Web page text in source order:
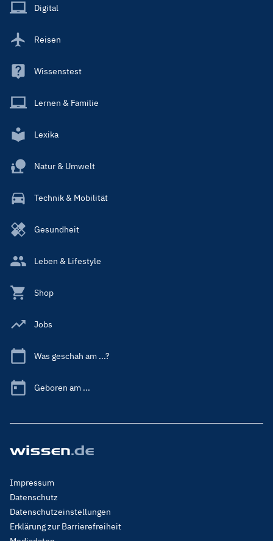
Main
Digital
Reisen
Wissenstest
Lernen & Familie
Lexika
Natur & Umwelt
Technik & Mobilität
Gesundheit
Leben & Lifestyle
Shop
Jobs
Was geschah am ...?
Geboren am ...
Footer
Menu
Legal
Impressum
Datenschutz
Datenschutzeinstellungen
Erklärung zur Barrierefreiheit